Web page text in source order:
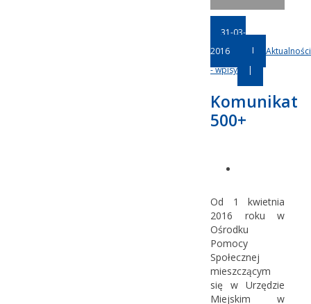
31-03-
2016
|
Aktualności
- wpisy
|
Komunikat
500+
Od 1 kwietnia
2016 roku w
Ośrodku
Pomocy
Społecznej
mieszczącym
się w Urzędzie
Miejskim w